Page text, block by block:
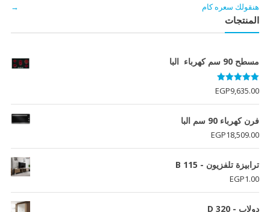
هنقولك سعره كام
→
المنتجات
مسطح 90 سم كهرباء البا
تم التقييم
5.00من 5EGP9,635.00
فرن كهرباء 90 سم البا
EGP18,509.00
ترابيزة تلفزيون - B 115
EGP1.00
دولاب - D 320